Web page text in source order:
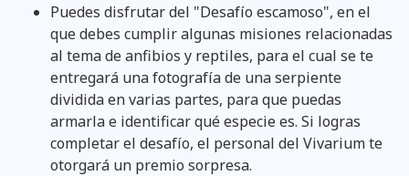
Puedes disfrutar del "Desafío escamoso", en el
que debes cumplir algunas misiones relacionadas
al tema de anfibios y reptiles, para el cual se te
entregará una fotografía de una serpiente
dividida en varias partes, para que puedas
armarla e identificar qué especie es. Si logras
completar el desafío, el personal del Vivarium te
otorgará un premio sorpresa.